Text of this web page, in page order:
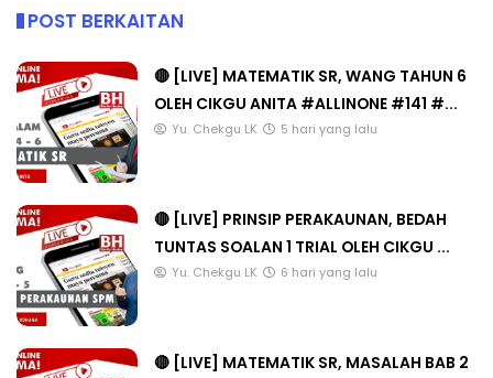
POST BERKAITAN
🔴 [LIVE] MATEMATIK SR, WANG TAHUN 6
OLEH CIKGU ANITA #ALLINONE #141 #...
Yu. Chekgu LK 5 hari yang lalu
🔴 [LIVE] PRINSIP PERAKAUNAN, BEDAH
TUNTAS SOALAN 1 TRIAL OLEH CIKGU ...
Yu. Chekgu LK 6 hari yang lalu
🔴 [LIVE] MATEMATIK SR, MASALAH BAB 2